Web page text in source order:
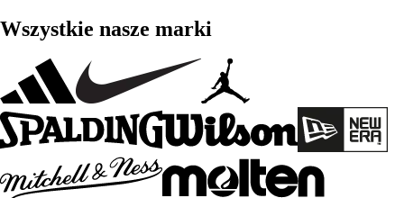
Wszystkie nasze marki